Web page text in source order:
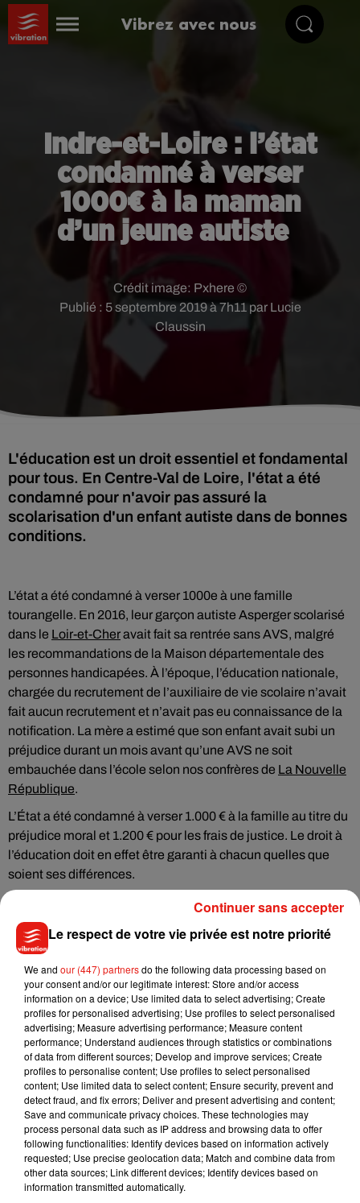
Vibrez avec nous
Indre-et-Loire : l’état
condamné à verser
1000€ à la maman
d’un jeune autiste
Publié : 5 septembre 2019 à 7h11 par Lucie
Claussin
Crédit image: Pxhere ©
L'éducation est un droit essentiel et fondamental
pour tous. En Centre-Val de Loire, l'état a été
condamné pour n'avoir pas assuré la
scolarisation d'un enfant autiste dans de bonnes
conditions.
L’état a été condamné à verser 1000e à une famille
tourangelle. En 2016, leur garçon autiste Asperger scolarisé
dans le Loir-et-Cheravait fait sa rentrée sans AVS, malgré
les recommandations de la Maison départementale des
personnes handicapées. À l’époque, l’éducation nationale,
chargée du recrutement de l’auxiliaire de vie scolaire n’avait
fait aucun recrutement et n’avait pas eu connaissance de la
notification. La mère a estimé que son enfant avait subi un
préjudice durant un mois avant qu’une AVS ne soit
embauchée dans l’école selon nos confrères de La Nouvelle
République.
L’État a été condamné à verser 1.000 € à la famille au titre du
préjudice moral et 1.200 € pour les frais de justice. Le droit à
l’éducation doit en effet être garanti à chacun quelles que
soient ses différences.
Musique
5 août 2026
Benny Blanco invite Selena Gomez et
Becky G sur son nouveau single
4 août 2026
Tiny Desk invite Charlie Puth pour une
live session solaire
Le respect de votre vie privée est notre priorité
We and our (447) partnersdo the following data processing based on
your consent and/or our legitimate interest: Store and/or access
information on a device; Use limited data to select advertising; Create
profiles for personalised advertising; Use profiles to select personalised
advertising; Measure advertising performance; Measure content
performance; Understand audiences through statistics or combinations
of data from different sources; Develop and improve services; Create
profiles to personalise content; Use profiles to select personalised
content; Use limited data to select content; Ensure security, prevent and
detect fraud, and fix errors; Deliver and present advertising and content;
Save and communicate privacy choices. These technologies may
process personal data such as IP address and browsing data to offer
following functionalities: Identify devices based on information actively
requested; Use precise geolocation data; Match and combine data from
other data sources; Link different devices; Identify devices based on
information transmitted automatically.
Continuer sans accepter